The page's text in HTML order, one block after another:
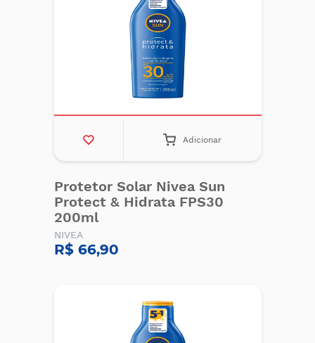
Adicionar
Protetor Solar Nivea Sun
Protect & Hidrata FPS30
200ml
NIVEA
R$ 66,90